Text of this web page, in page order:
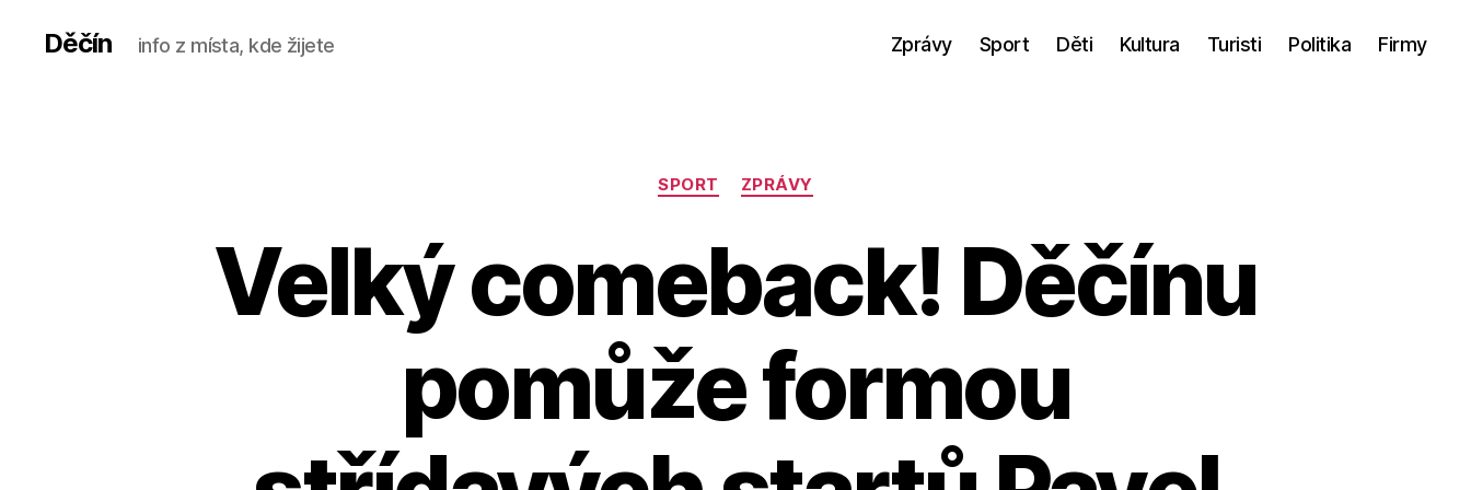
Děčín info z místa, kde žijete Zprávy Sport Děti Kultura Turisti Politika Firmy
Rubriky
SPORT ZPRÁVY
Velký comeback! Děčínu
pomůže formou